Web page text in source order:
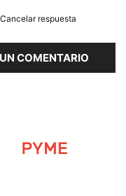
Cancelar respuesta
COMENTARIO